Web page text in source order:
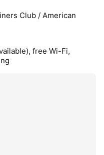
Club / American
free Wi-Fi,